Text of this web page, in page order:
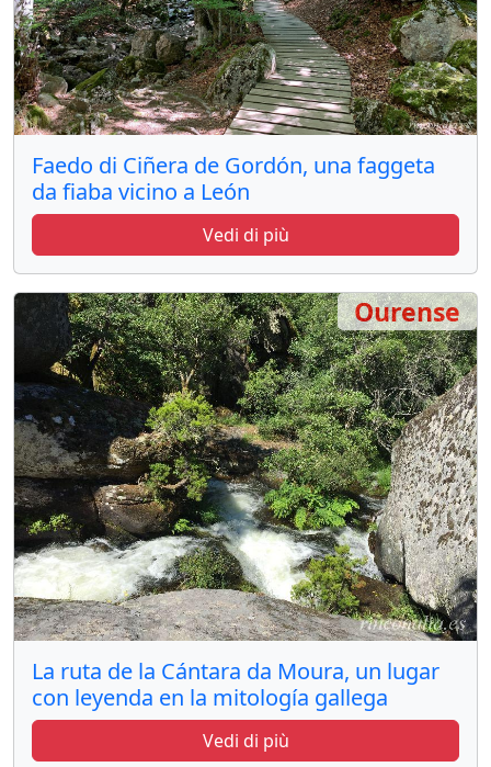
Faedo di Ciñera de Gordón, una faggeta
da fiaba vicino a León
Vedi di più
La ruta de la Cántara da Moura, un lugar
con leyenda en la mitología gallega
Vedi di più
Ourense